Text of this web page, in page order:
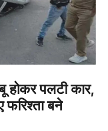
होकर पलटी कार,
बने